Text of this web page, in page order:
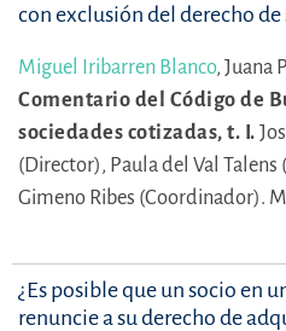
con exclusión del derecho
Miguel Iribarren Blanco, Juana
Comentario del Código de
sociedades cotizadas, t. I.
(Director), Paula del Val
Gimeno Ribes (Coordinador).
¿Es posible que un socio en
renuncie a su derecho de